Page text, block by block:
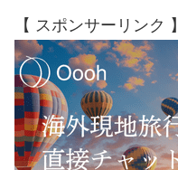
【 スポンサーリンク 】